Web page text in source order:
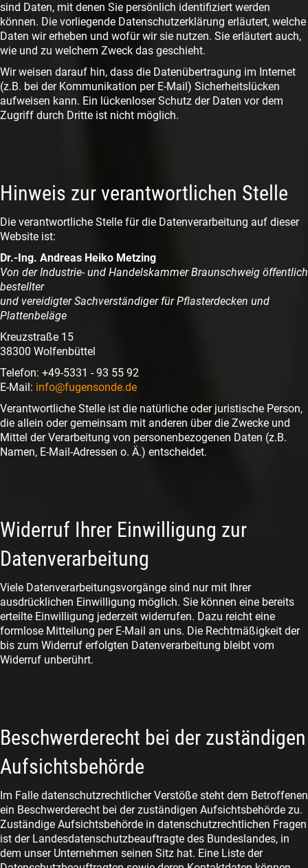
sind Daten, mit denen Sie persönlich identifiziert werden
können. Die vorliegende Datenschutzerklärung erläutert, welche
Daten wir erheben und wofür wir sie nutzen. Sie erläutert auch,
wie und zu welchem Zweck das geschieht.
Wir weisen darauf hin, dass die Datenübertragung im Internet
(z.B. bei der Kommunikation per E-Mail) Sicherheitslücken
aufweisen kann. Ein lückenloser Schutz der Daten vor dem
Zugriff durch Dritte ist nicht möglich.
Hinweis zur verantwortlichen Stelle
Die verantwortliche Stelle für die Datenverarbeitung auf dieser
Website ist:
Dr.-Ing. Andreas Heiko Metzing
Von der Industrie- und Handelskammer Braunschweig öffentlich
bestellter
und vereidigter Sachverständiger für Pflasterdecken und
Plattenbeläge
Kreuzstraße 15
38300 Wolfenbüttel
Telefon: +49-5331 - 93 55 92
E-Mail: info@fugensonde.de
Verantwortliche Stelle ist die natürliche oder juristische Person,
die allein oder gemeinsam mit anderen über die Zwecke und
Mittel der Verarbeitung von personenbezogenen Daten (z.B.
Namen, E-Mail-Adressen o. Ä.) entscheidet.
Widerruf Ihrer Einwilligung zur
Datenverarbeitung
Viele Datenverarbeitungsvorgänge sind nur mit Ihrer
ausdrücklichen Einwilligung möglich. Sie können eine bereits
erteilte Einwilligung jederzeit widerrufen. Dazu reicht eine
formlose Mitteilung per E-Mail an uns. Die Rechtmäßigkeit der
bis zum Widerruf erfolgten Datenverarbeitung bleibt vom
Widerruf unberührt.
Beschwerderecht bei der zuständigen
Aufsichtsbehörde
Im Falle datenschutzrechtlicher Verstöße steht dem Betroffenen
ein Beschwerderecht bei der zuständigen Aufsichtsbehörde zu.
Zuständige Aufsichtsbehörde in datenschutzrechtlichen Fragen
ist der Landesdatenschutzbeauftragte des Bundeslandes, in
dem unser Unternehmen seinen Sitz hat. Eine Liste der